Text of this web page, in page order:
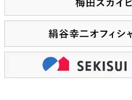
開催いたします。本コンクールは、全
び楽しみを体感してもらう当館の柱と
「キッズ・ファースト」を推進する美
この度の第４回でも、一人でも多くの
楽しさを伝えるとともに、次世代を担
絵を描くことを通して明日への希望を